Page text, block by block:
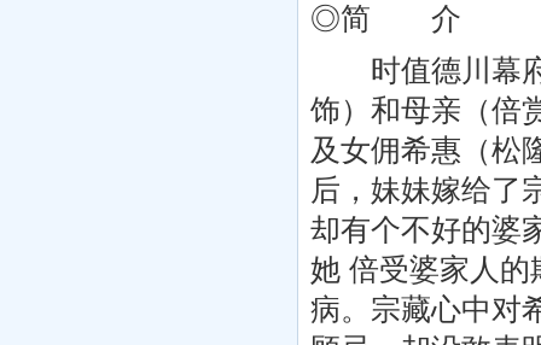
◎简 介
时值德川幕府
饰）和母亲（倍
及女佣希惠（松
后，妹妹嫁给了
却有个不好的婆
她 倍受婆家人
病。宗藏心中对